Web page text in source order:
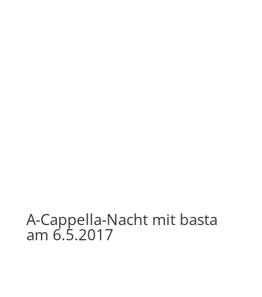
A-Cappella-Nacht mit basta
am 6.5.2017